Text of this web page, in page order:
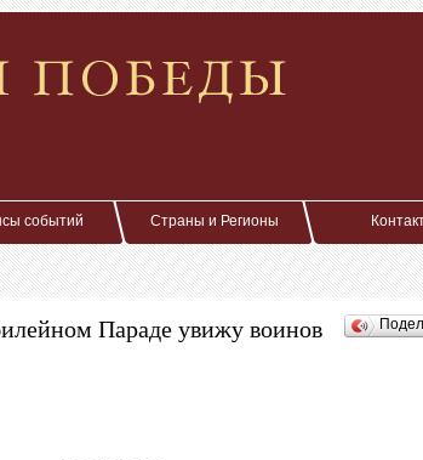
событий Страны и Регионы
Параде увижу воинов